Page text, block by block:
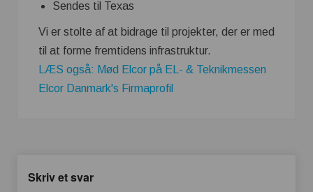
Sendes til Texas
Vi er stolte af at bidrage til projekter, der er med
til at forme fremtidens infrastruktur.
LÆS også: Mød Elcor på EL- & Teknikmessen
Elcor Danmark's Firmaprofil
Skriv et svar